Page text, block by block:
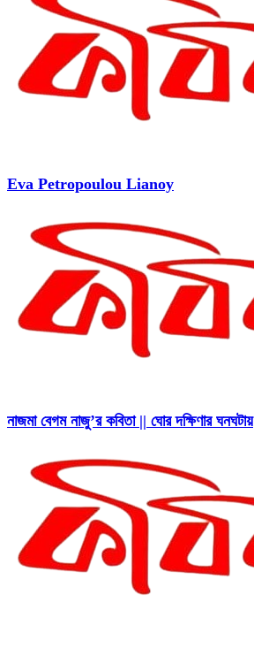
Eva Petropoulou Lianoy
নাজমা বেগম নাজু’র কবিতা || ঘোর দক্ষিণার ঘনঘটায়